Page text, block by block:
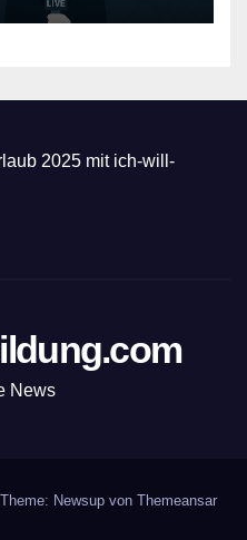
2025 mit ich-will-
News
Theme: Newsup von Themeansar